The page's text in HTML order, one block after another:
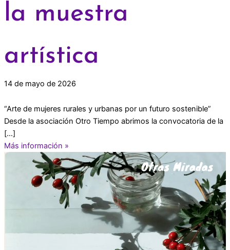
la muestra
artística
14 de mayo de 2026
“Arte de mujeres rurales y urbanas por un futuro sostenible”
Desde la asociación Otro Tiempo abrimos la convocatoria de la
[…]
Más información »